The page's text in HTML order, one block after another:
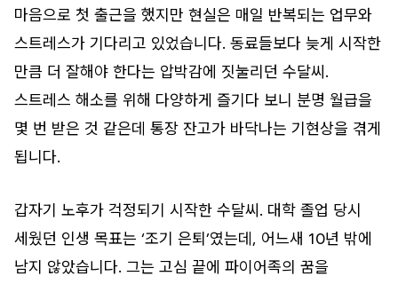
마음으로 첫 출근을 했지만 현실은 매일 반복되는 업무와
스트레스가 기다리고 있었습니다. 동료들보다 늦게 시작한
만큼 더 잘해야 한다는 압박감에 짓눌리던 수달씨.
스트레스 해소를 위해 다양하게 즐기다 보니 분명 월급을
몇 번 받은 것 같은데 통장 잔고가 바닥나는 기현상을 겪게
됩니다.
갑자기 노후가 걱정되기 시작한 수달씨. 대학 졸업 당시
세웠던 인생 목표는 ‘조기 은퇴’였는데, 어느새 10년 밖에
남지 않았습니다. 그는 고심 끝에 파이어족의 꿈을